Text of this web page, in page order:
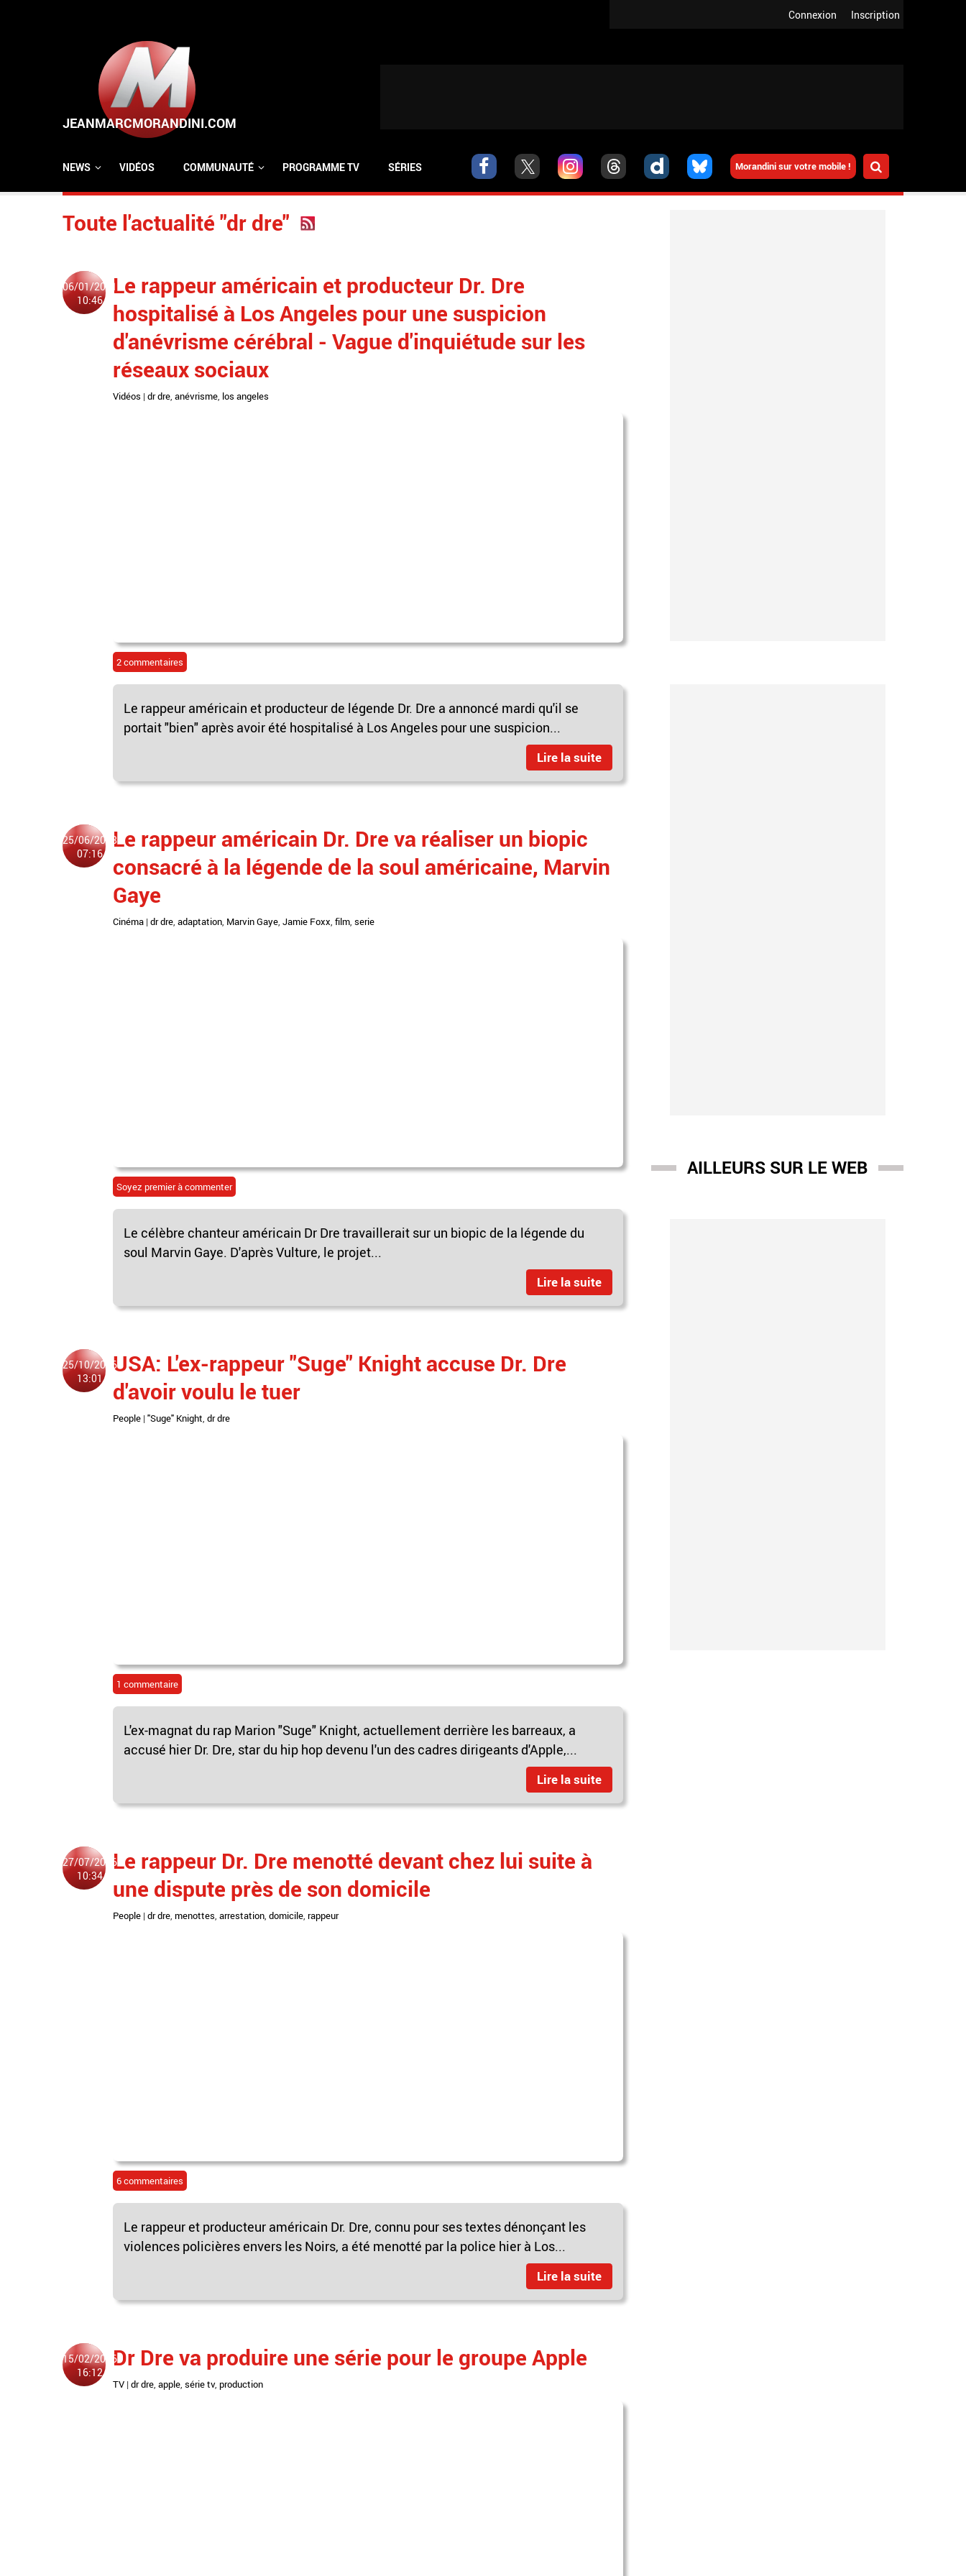
Inscription
Connexion
Morandini sur votre mobile !
NEWS VIDÉOS COMMUNAUTÉ PROGRAMME TV SÉRIES
Toute l'actualité "dr dre"
06/01/2021
10:46
Le rappeur américain et producteur Dr. Dre
hospitalisé à Los Angeles pour une suspicion
d'anévrisme cérébral - Vague d'inquiétude sur les
réseaux sociaux
Vidéos | dr dre, anévrisme, los angeles
2 commentaires
Le rappeur américain et producteur de légende Dr. Dre a annoncé mardi qu'il se
portait "bien" après avoir été hospitalisé à Los Angeles pour une suspicion...
Lire la suite
25/06/2018
07:16
Le rappeur américain Dr. Dre va réaliser un biopic
consacré à la légende de la soul américaine, Marvin
Gaye
Cinéma | dr dre adaptation Marvin Gaye Jamie Foxx film serie
Soyez premier à commenter
Le célèbre chanteur américain Dr Dre travaillerait sur un biopic de la légende du
soul Marvin Gaye. D'après Vulture, le projet...
Lire la suite
25/10/2016
13:01
USA: L'ex-rappeur "Suge" Knight accuse Dr. Dre
d'avoir voulu le tuer
People | "Suge" Knight, dr dre
1 commentaire
L'ex-magnat du rap Marion "Suge" Knight, actuellement derrière les barreaux, a
accusé hier Dr. Dre, star du hip hop devenu l'un des cadres dirigeants d'Apple,...
Lire la suite
27/07/2016
10:34
Le rappeur Dr. Dre menotté devant chez lui suite à
une dispute près de son domicile
People | dr dre menottes arrestation domicile rappeur
6 commentaires
Le rappeur et producteur américain Dr. Dre, connu pour ses textes dénonçant les
violences policières envers les Noirs, a été menotté par la police hier à Los...
Lire la suite
15/02/2016
16:12
Dr Dre va produire une série pour le groupe Apple
TV | dr dre, apple, série tv, production
AILLEURS SUR LE WEB